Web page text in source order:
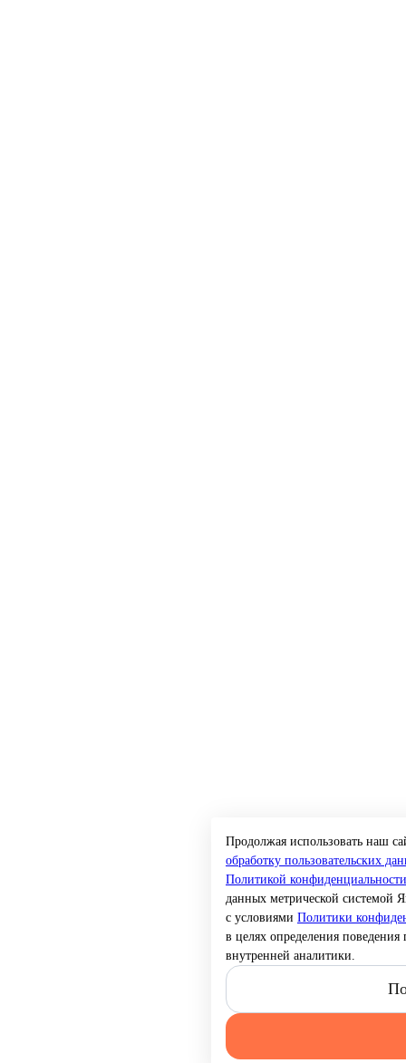
Продолжая использовать наш
обработку пользовательских
Политикой конфиденциальности
данных метрической системой
с условиями Политики
в целях определения поведения
внутренней аналитики.